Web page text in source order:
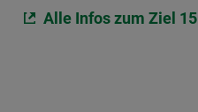
Alle Infos zum Ziel 15